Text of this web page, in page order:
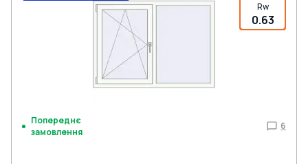
Rw
0.63
Попереднє
замовлення
6